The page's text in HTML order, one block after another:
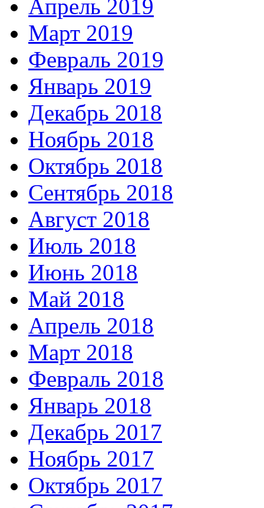
Апрель 2019
Март 2019
Февраль 2019
Январь 2019
Декабрь 2018
Ноябрь 2018
Октябрь 2018
Сентябрь 2018
Август 2018
Июль 2018
Июнь 2018
Май 2018
Апрель 2018
Март 2018
Февраль 2018
Январь 2018
Декабрь 2017
Ноябрь 2017
Октябрь 2017